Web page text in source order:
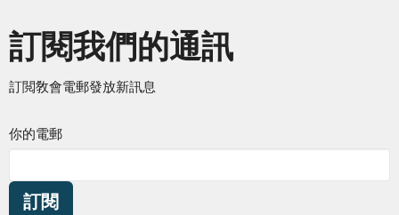
訂閱我們的通訊
訂閲敎會電郵發放新訊息
你的電郵
訂閱